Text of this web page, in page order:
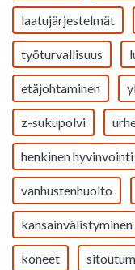
laatujärjestelmät
työturvallisuus
etäjohtaminen
z-sukupolvi
henkinen hyvinvointi
vanhustenhuolto
kansainvälistyminen
koneet